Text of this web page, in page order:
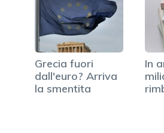
Grecia fuori
dall'euro? Arriva
la smentita
In